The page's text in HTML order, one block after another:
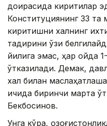
доирасида киритилар
Конституциянинг 33 та
киритишни халқнинг
тақдирини ўзи
йилига эмас, ҳар ойда
ўтказилади. Демак,
халқ билан
ичида биринчи марта
Бекбосинов.
Унга кўра,